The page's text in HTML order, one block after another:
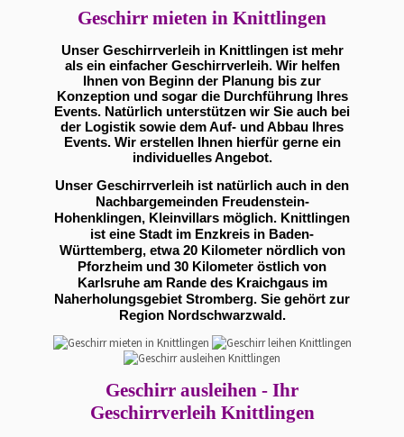
Geschirr mieten in Knittlingen
Unser Geschirrverleih in Knittlingen ist mehr
als ein einfacher Geschirrverleih. Wir helfen
Ihnen von Beginn der Planung bis zur
Konzeption und sogar die Durchführung Ihres
Events. Natürlich unterstützen wir Sie auch bei
der Logistik sowie dem Auf- und Abbau Ihres
Events. Wir erstellen Ihnen hierfür gerne ein
individuelles Angebot.
Unser Geschirrverleih ist natürlich auch in den
Nachbargemeinden Freudenstein-
Hohenklingen, Kleinvillars möglich. Knittlingen
ist eine Stadt im Enzkreis in Baden-
Württemberg, etwa 20 Kilometer nördlich von
Pforzheim und 30 Kilometer östlich von
Karlsruhe am Rande des Kraichgaus im
Naherholungsgebiet Stromberg. Sie gehört zur
Region Nordschwarzwald.
Geschirr ausleihen - Ihr
Geschirrverleih Knittlingen